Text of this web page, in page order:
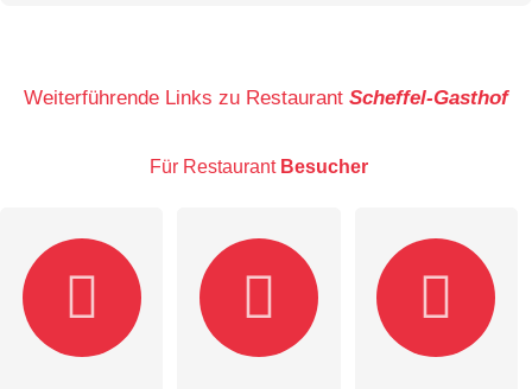
E-Mail-Adresse (wird nicht veröffentlicht)
Weiterführende Links zu Restaurant Scheffel-Gasthof
Für Restaurant Besucher